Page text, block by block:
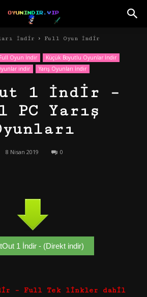
İndir Full Oyun İndir
Full Oyun İndir
Küçük Boyutlu Oyunlar İndir
indir
Yarış Oyunları İndir
1 İndir –
PC Yarış
8 Nisan 2019 0
1 İndir - (Direkt indir)
– Full Tek linkler dahil